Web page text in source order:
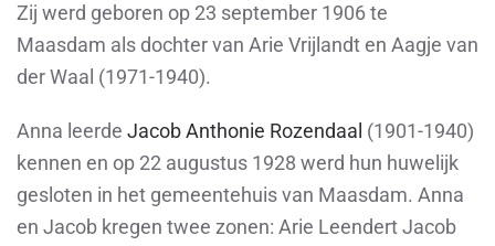
Zij werd geboren op 23 september 1906 te
Maasdam als dochter van Arie Vrijlandt en Aagje van
der Waal (1971-1940).
Anna leerde Jacob Anthonie Rozendaal (1901-1940)
kennen en op 22 augustus 1928 werd hun huwelijk
gesloten in het gemeentehuis van Maasdam. Anna
en Jacob kregen twee zonen: Arie Leendert Jacob